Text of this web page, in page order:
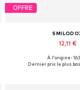
OFFRE
12,11 €
Tailles disponibles:
À l'origine :
Dernier prix le plus